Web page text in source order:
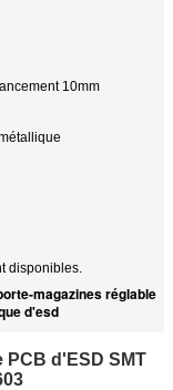
10mm
disponibles.
magazines réglable
d'esd
d'ESD SMT